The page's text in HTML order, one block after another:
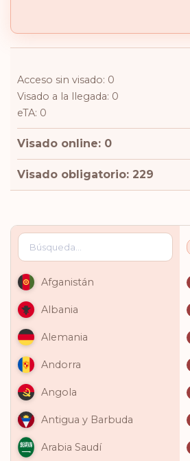
Acceso sin visado: 0
Visado a la llegada: 0
eTA: 0
Visado online: 0
Visado obligatorio: 229
Afganistán
Albania
Alemania
Andorra
Angola
Antigua y Barbuda
Arabia Saudí